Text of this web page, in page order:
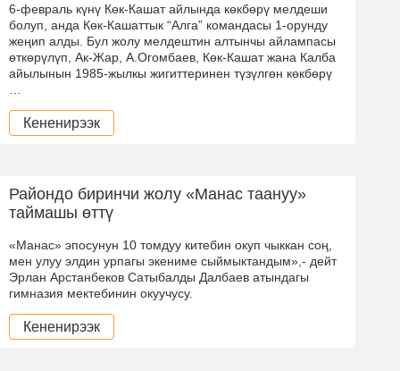
6-февраль күнү Көк-Кашат айлында көкбөрү мелдеши
болуп, анда Көк-Кашаттык “Алга” командасы 1-орунду
жеңип алды. Бул жолу мелдештин алтынчы айлампасы
өткөрүлүп, Ак-Жар, А.Огомбаев, Көк-Кашат жана Калба
айылынын 1985-жылкы жигиттеринен түзүлгөн көкбөрү
Кененирээк
Райондо биринчи жолу «Манас таануу»
таймашы өттү
«Манас» эпосунун 10 томдуу китебин окуп чыккан соң,
мен улуу элдин урпагы экениме сыймыктандым»,- дейт
Эрлан Арстанбеков Сатыбалды Далбаев атындагы
гимназия мектебинин окуучусу.
Кененирээк